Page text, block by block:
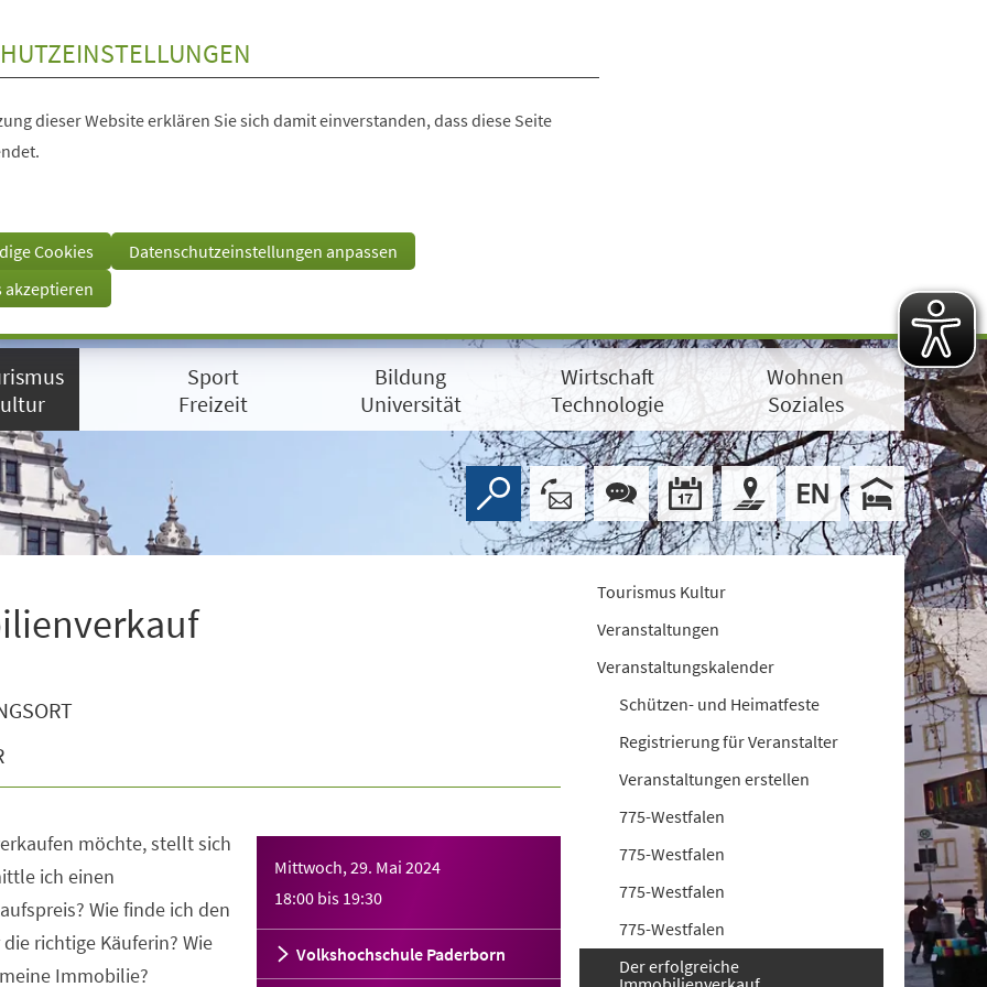
dieser Website erklären Sie sich damit einverstanden, dass diese Seite
Cookies
Datenschutzeinstellungen anpassen
akzeptieren
Sport
Freizeit
Bildung
Universität
Wirtschaft
Technologie
Wohnen
Soziales
Mittwoch, 29. Mai 2024
18:00 bis 19:30
Volkshochschule Paderborn
möchte, stellt sich
ich einen
Wie finde ich den
richtige Käuferin? Wie
Immobilie?
Tourismus Kultur
Veranstaltungen
Veranstaltungskalender
Schützen- und Heimatfeste
Registrierung für Veranstalter
Veranstaltungen erstellen
775-Westfalen
775-Westfalen
775-Westfalen
775-Westfalen
Der erfolgreiche